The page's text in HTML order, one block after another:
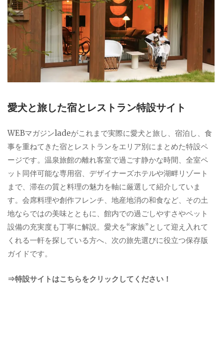
愛犬と旅した宿とレストラン特設サイト
WEBマガジンladeがこれまで実際に愛犬と旅し、宿泊し、食
事を重ねてきた宿とレストランをエリア別にまとめた特設ペ
ージです。温泉旅館の離れ客室で過ごす静かな時間、全室ペ
ット同伴可能な専用宿、デザイナーズホテルや湖畔リゾート
まで、滞在の質と料理の魅力を軸に厳選して紹介していま
す。会席料理や創作フレンチ、地産地消の和食など、その土
地ならではの美味とともに、館内での過ごしやすさやペット
設備の充実度も丁寧に解説。愛犬を“家族”として迎え入れて
くれる一軒を探している方へ、次の旅先選びに役立つ保存版
ガイドです。
⇒特設サイトはこちらをクリックしてください！